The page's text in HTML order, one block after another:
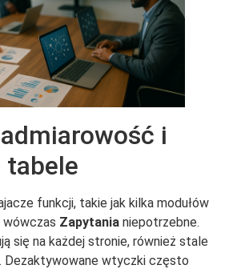
i
tabele
funkcji, takie jak kilka modułów
wówczas Zapytania niepotrzebne.
się na każdej stronie, również stale
Dezaktywowane wtyczki często